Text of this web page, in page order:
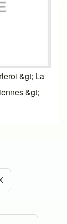
&gt; La
&gt;